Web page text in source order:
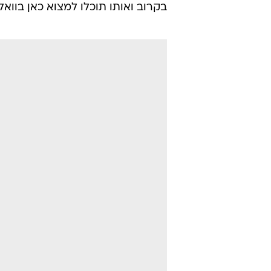
בקרוב ואותו תוכלו למצוא כאן